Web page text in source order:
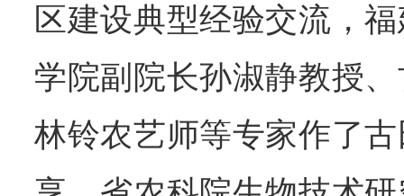
区建设典型经验交流，
学院副院长孙淑静教授
林铃农艺师等专家作了